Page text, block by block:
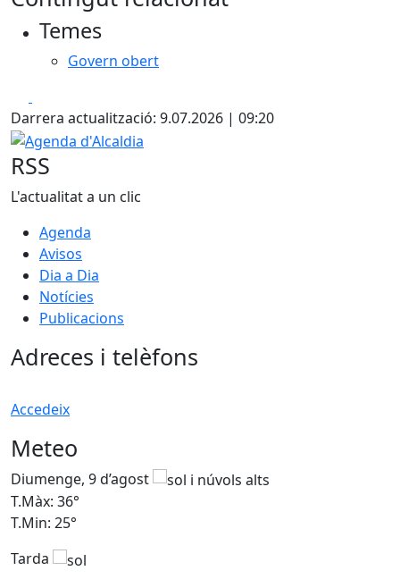
Temes
Govern obert
Darrera actualització: 9.07.2026 | 09:20
Agenda d'Alcaldia
RSS
L'actualitat a un clic
Agenda
Avisos
Dia a Dia
Notícies
Publicacions
Adreces i telèfons
Accedeix
Meteo
Diumenge, 9 d’agost
T.Màx: 36°
T.Min: 25°
Tarda